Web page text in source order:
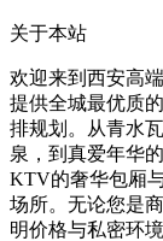
关于本站
欢迎来到西安高
提供全城最优质
排规划。从青水
泉，到真爱年华
KTV的奢华包厢
场所。无论您是
明价格与私密环